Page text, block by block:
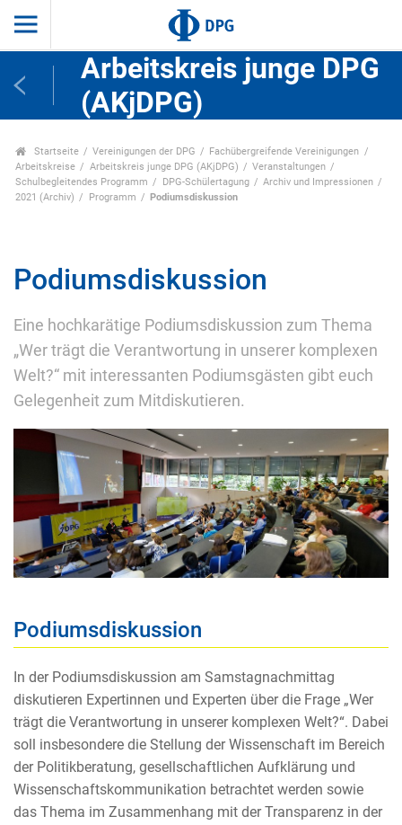
Arbeitskreis junge DPG
(AKjDPG)
Startseite Vereinigungen der DPG
Fachübergreifende Vereinigungen
Arbeitskreise
Arbeitskreis junge DPG (AKjDPG)
Veranstaltungen
Schulbegleitendes Programm
DPG-Schülertagung
Archiv und Impressionen
2021 (Archiv)
Programm Podiumsdiskussion
Podiumsdiskussion
Eine hochkarätige Podiumsdiskussion zum Thema
„Wer trägt die Verantwortung in unserer komplexen
Welt?“ mit interessanten Podiumsgästen gibt euch
Gelegenheit zum Mitdiskutieren.
Podiumsdiskussion
In der Podiumsdiskussion am Samstagnachmittag
diskutieren Expertinnen und Experten über die Frage „Wer
trägt die Verantwortung in unserer komplexen Welt?“. Dabei
soll insbesondere die Stellung der Wissenschaft im Bereich
der Politikberatung, gesellschaftlichen Aufklärung und
Wissenschaftskommunikation betrachtet werden sowie
das Thema im Zusammenhang mit der Transparenz in der